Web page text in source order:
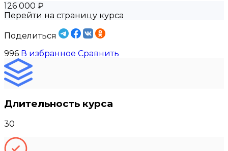
126 000 ₽
Перейти на страницу курса
Поделиться
996 В избранное Сравнить
Длительность курса
30